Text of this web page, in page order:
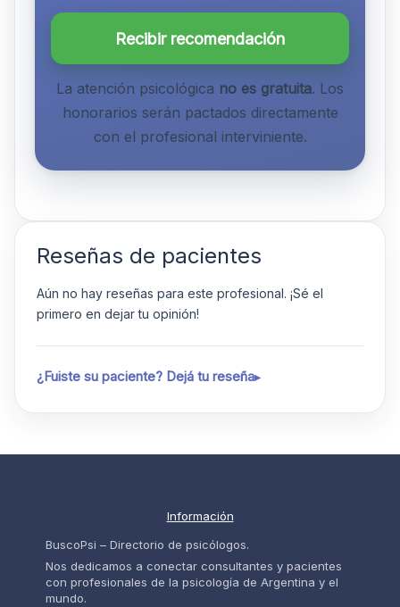
Recibir recomendación
La atención psicológica no es gratuita. Los
honorarios serán pactados directamente
con el profesional interviniente.
Reseñas de pacientes
Aún no hay reseñas para este profesional. ¡Sé el
primero en dejar tu opinión!
¿Fuiste su paciente? Dejá tu reseña
Información
BuscoPsi – Directorio de psicólogos.
Nos dedicamos a conectar consultantes y pacientes
con profesionales de la psicología de Argentina y el
mundo.